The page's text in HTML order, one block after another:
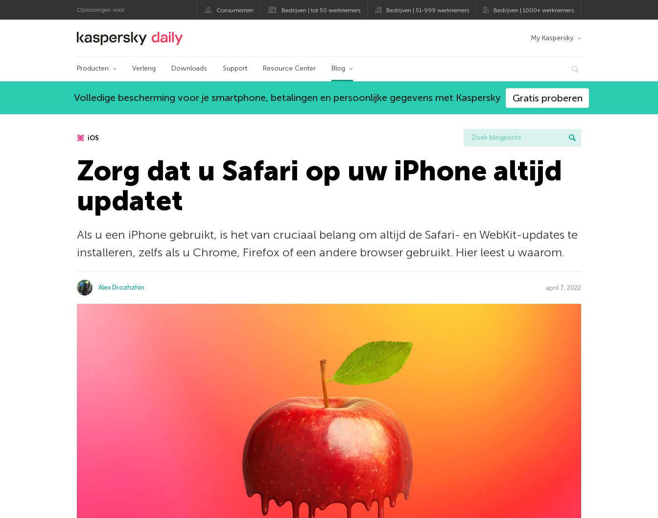
Oplossingen voor: Consumenten Bedrijven | tot 50 werknemers Bedrijven | 51-999 werknemers Bedrijven | 1000+ werknemers
Kaspersky official blog My Kaspersky
Producten Verleng Downloads Support Resource Center Blog
Volledige bescherming voor je smartphone, betalingen en persoonlijke gegevens met Kaspersky Gratis proberen
iOS
Zorg dat u Safari op uw iPhone altijd
updatet
Als u een iPhone gebruikt, is het van cruciaal belang om altijd de Safari- en WebKit-updates te
installeren, zelfs als u Chrome, Firefox of een andere browser gebruikt. Hier leest u waarom.
Alex Drozhzhin april 7, 2022